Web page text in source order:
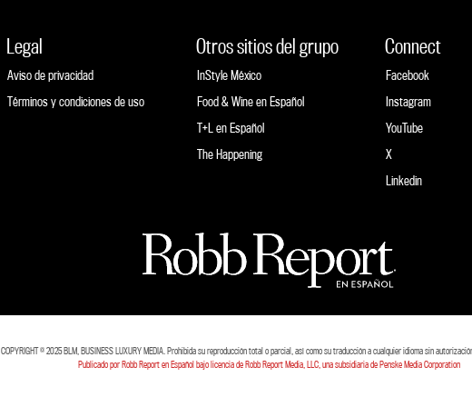
Legal
Aviso de privacidad
Términos y condiciones de uso
Otros sitios del grupo
InStyle México
Food & Wine en Español
T+L en Español
The Happening
Connect
Facebook
Instagram
YouTube
X
Linkedin
COPYRIGHT ©️ 2025 BLM, BUSINESS LUXURY MEDIA. Prohibida su reproducción total o parcial, así como su traducción a cualquier idioma sin
Publicado por Robb Report en Español bajo licencia de Robb Report Media, LLC, una subsidiaria de Penske Media Corporation